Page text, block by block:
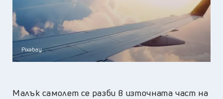
Pixabay
Малък самолет се разби в източната част на